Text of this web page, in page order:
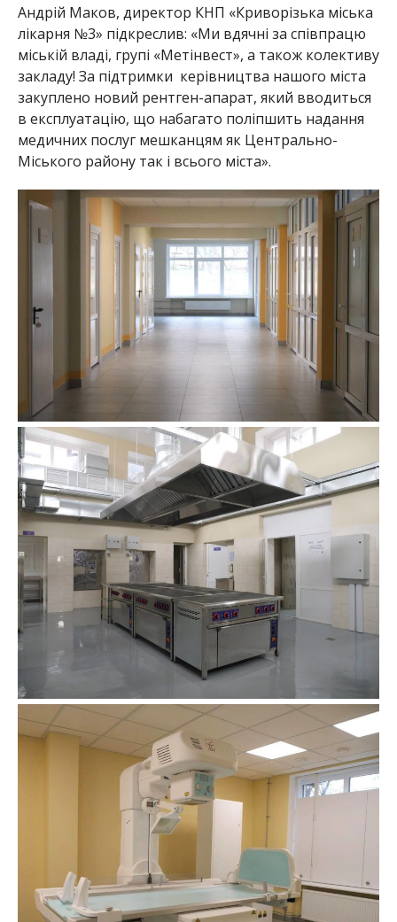
Андрій Маков, директор КНП «Криворізька міська
лікарня №3» підкреслив: «Ми вдячні за співпрацю
міській владі, групі «Метінвест», а також колективу
закладу! За підтримки керівництва нашого міста
закуплено новий рентген-апарат, який вводиться
в експлуатацію, що набагато поліпшить надання
медичних послуг мешканцям як Центрально-
Міського району так і всього міста».